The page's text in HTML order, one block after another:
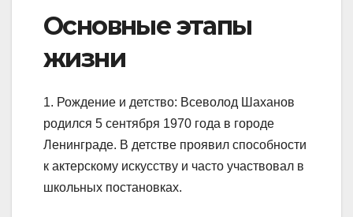
Основные этапы
жизни
1. Рождение и детство: Всеволод Шаханов
родился 5 сентября 1970 года в городе
Ленинграде. В детстве проявил способности
к актерскому искусству и часто участвовал в
школьных постановках.